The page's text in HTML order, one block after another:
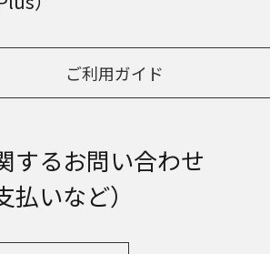
ご利用ガイド
するお問い合わせ
払いなど）